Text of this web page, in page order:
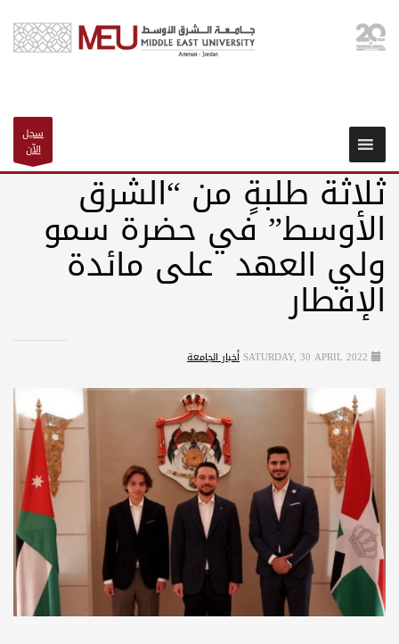
سجل
الآن
ثلاثة طلبةٍ من “الشرق
الأوسط” في حضرة سمو
ولي العهد على مائدة
الإفطار
SATURDAY, 30 APRIL 2022 أخبار الجامعة